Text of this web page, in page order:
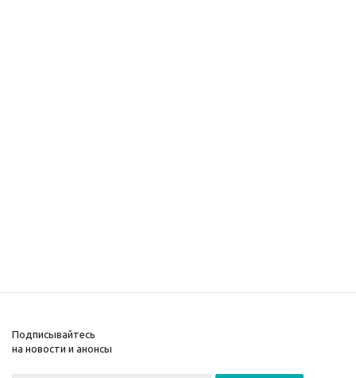
Подписывайтесь
на новости и анонсы